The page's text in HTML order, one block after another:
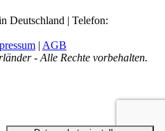
Deutschland | Telefon:
| AGB
- Alle Rechte vorbehalten.